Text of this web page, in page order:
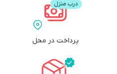
پرداخت در محل